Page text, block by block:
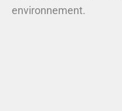
environnement.